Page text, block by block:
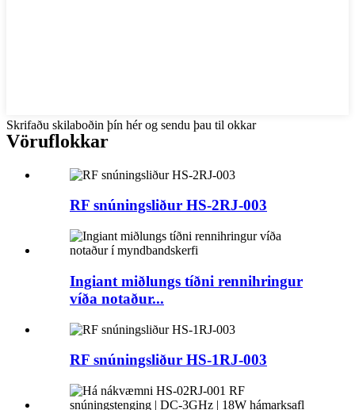
Skrifaðu skilaboðin þín hér og sendu þau til okkar
Vöruflokkar
RF snúningsliður HS-2RJ-003
Ingiant miðlungs tíðni rennihringur
víða notaður...
RF snúningsliður HS-1RJ-003